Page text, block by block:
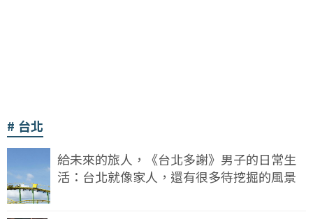
台北
給未來的旅人，《台北多謝》男子的日常生
活：台北就像家人，還有很多待挖掘的風景